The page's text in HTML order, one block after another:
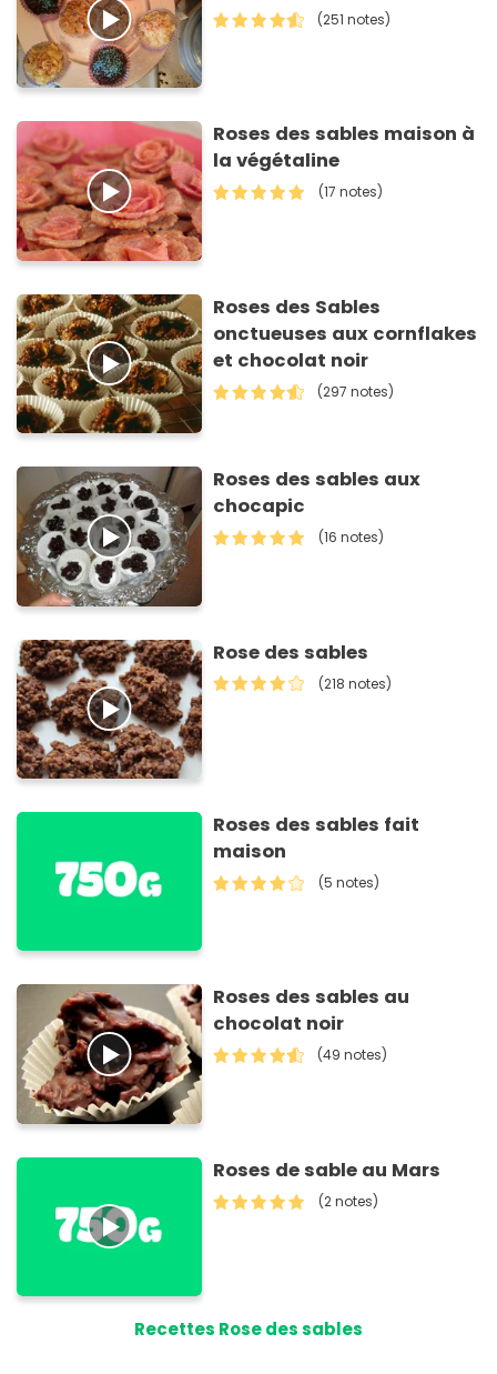
(251 notes)
Roses des sables maison à
la végétaline
(17 notes)
Roses des Sables
onctueuses aux cornflakes
et chocolat noir
(297 notes)
Roses des sables aux
chocapic
(16 notes)
Rose des sables
(218 notes)
Roses des sables fait
maison
(5 notes)
Roses des sables au
chocolat noir
(49 notes)
Roses de sable au Mars
(2 notes)
Recettes Rose des sables